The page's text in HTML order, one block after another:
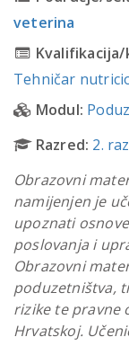
veterina
Tehničar
Modul:
Razred: 2.
Obrazovni
namijenjen je
upoznati
poslovanja i
Obrazovni
poduzetništva,
rizike te pravne
Hrvatskoj.